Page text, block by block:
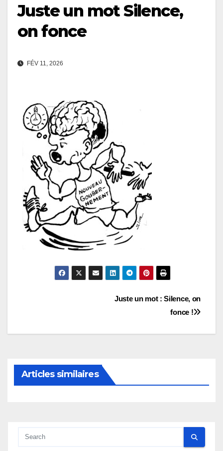
Juste un mot Silence,
on fonce
FÉV 11, 2026
Juste un mot : Silence, on
fonce !
Articles similaires